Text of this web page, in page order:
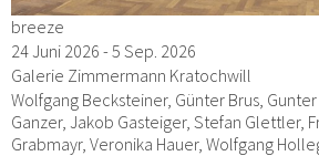
breeze
24 Juni 2026 - 5 Sep. 2026
Galerie Zimmermann Kratochwill
Wolfgang Becksteiner, Günter Brus,
Ganzer, Jakob Gasteiger, Stefan Glettler,
Grabmayr, Veronika Hauer, Wolfgang